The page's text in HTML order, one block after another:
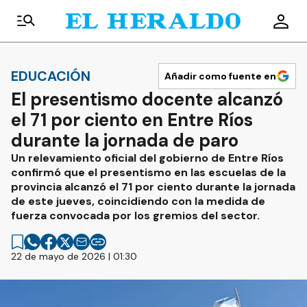
EDUCACIÓN Añadir como fuente en
El presentismo docente alcanzó
el 71 por ciento en Entre Ríos
durante la jornada de paro
Un relevamiento oficial del gobierno de Entre Ríos
confirmó que el presentismo en las escuelas de la
provincia alcanzó el 71 por ciento durante la jornada
de este jueves, coincidiendo con la medida de
fuerza convocada por los gremios del sector.
22 de mayo de 2026 | 01:30